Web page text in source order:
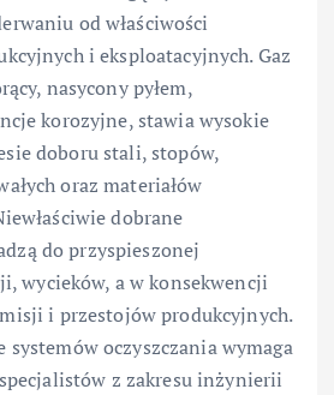
od właściwości
i eksploatacyjnych. Gaz
nasycony pyłem,
korozyjne, stawia wysokie
doboru stali, stopów,
oraz materiałów
dobrane
do przyspieszonej
wycieków, a w konsekwencji
i przestojów produkcyjnych.
oczyszczania wymaga
specjalistów z zakresu inżynierii